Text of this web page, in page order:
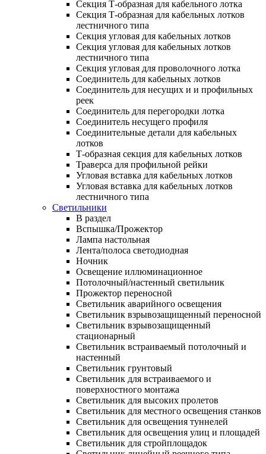
Секция Т-образная для кабельного лотка
Секция Т-образная для кабельных лотков
лестничного типа
Секция угловая для кабельных лотков
Секция угловая для кабельных лотков
лестничного типа
Секция угловая для проволочного лотка
Соединитель для кабельных лотков
Соединитель для несущих и и профильных
реек
Соединитель для перегородки лотка
Соединитель несущего профиля
Соединительные детали для кабельных
лотков
Т-образная секция для кабельных лотков
Траверса для профильной рейки
Угловая вставка для кабельных лотков
Угловая вставка для кабельных лотков
лестничного типа
Светильники
В раздел
Вспышка/Прожектор
Лампа настольная
Лента/полоса светодиодная
Ночник
Освещение иллюминационное
Потолочный/настенный светильник
Прожектор переносной
Светильник аварийного освещения
Светильник взрывозащищенный переносной
Светильник взрывозащищенный
стационарный
Светильник встраиваемый потолочный и
настенный
Светильник грунтовый
Светильник для встраиваемого и
поверхностного монтажа
Светильник для высоких пролетов
Светильник для местного освещения станков
Светильник для освещения туннелей
Светильник для освещения улиц и площадей
Светильник для стройплощадок